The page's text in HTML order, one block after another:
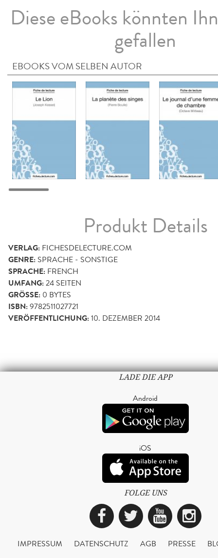
Diese eBooks könnten
gefallen
EBOOKS VOM SELBEN AUTOR
Produkt Details
VERLAG: FICHESDELECTURE.COM
GENRE: SPRACHE - SONSTIGE
SPRACHE: FRENCH
UMFANG:24 SEITEN
GRÖSSE: 0 BYTES
ISBN:9782511027721
VERÖFFENTLICHUNG:10. DEZEMBER 2014
LADE DIE APP
Android
iOS
FOLGE UNS
Facebook
Twitter
IMPRESSUM DATENSCHUTZ AGB PRESSE